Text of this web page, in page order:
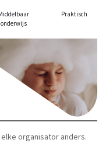
onderwijs
Praktisch
organisator anders.